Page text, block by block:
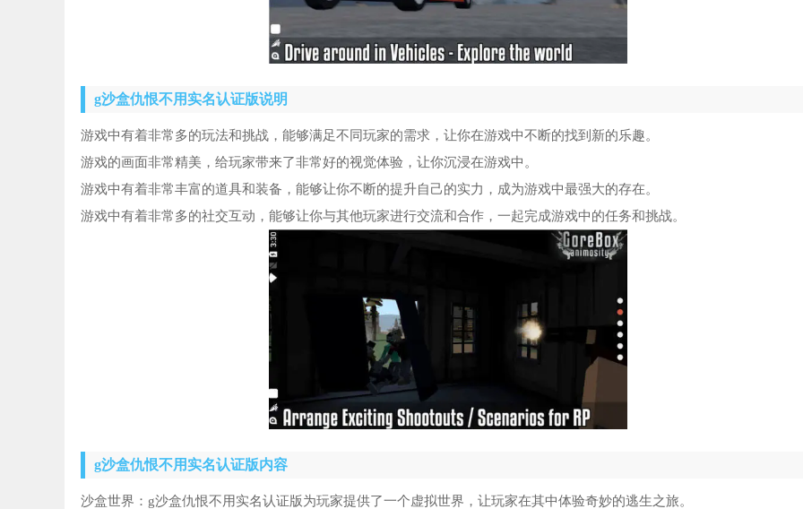
g沙盒仇恨不用实名认证版说明
游戏中有着非常多的玩法和挑战，能够满足不同玩家的需求，让你在游戏中不断的找到新的乐趣。
游戏的画面非常精美，给玩家带来了非常好的视觉体验，让你沉浸在游戏中。
游戏中有着非常丰富的道具和装备，能够让你不断的提升自己的实力，成为游戏中最强大的存在。
游戏中有着非常多的社交互动，能够让你与其他玩家进行交流和合作，一起完成游戏中的任务和挑战。
g沙盒仇恨不用实名认证版内容
沙盒世界：g沙盒仇恨不用实名认证版为玩家提供了一个虚拟世界，让玩家在其中体验奇妙的逃生之旅。